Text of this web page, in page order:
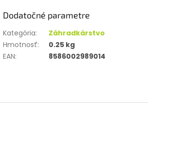
Dodatočné parametre
Kategória:
Záhradkárstvo
Hmotnosť:
0.25 kg
EAN: 8586002989014